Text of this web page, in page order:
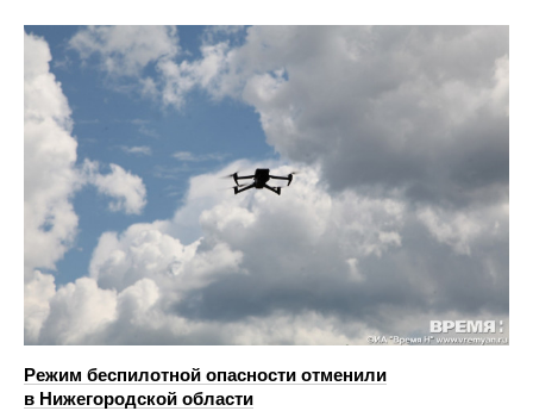
Режим беспилотной опасности отменили
в Нижегородской области